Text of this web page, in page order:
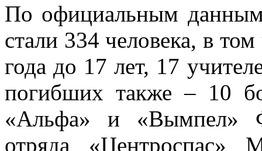
По официальным
стали 334 человека, в
года до 17 лет, 17
погибших также – 10
«Альфа» и «Вымпел»
отряда